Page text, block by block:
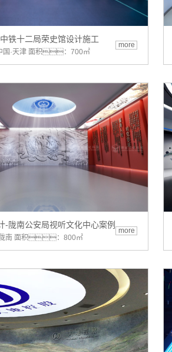
铁十二局荣史馆设计施工
·天津 面积：700㎡
more
-陇南公安局视听文化中心案例
南 面积：800㎡
more